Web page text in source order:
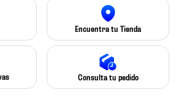
Encuentra tu Tienda
Consulta tu pedido